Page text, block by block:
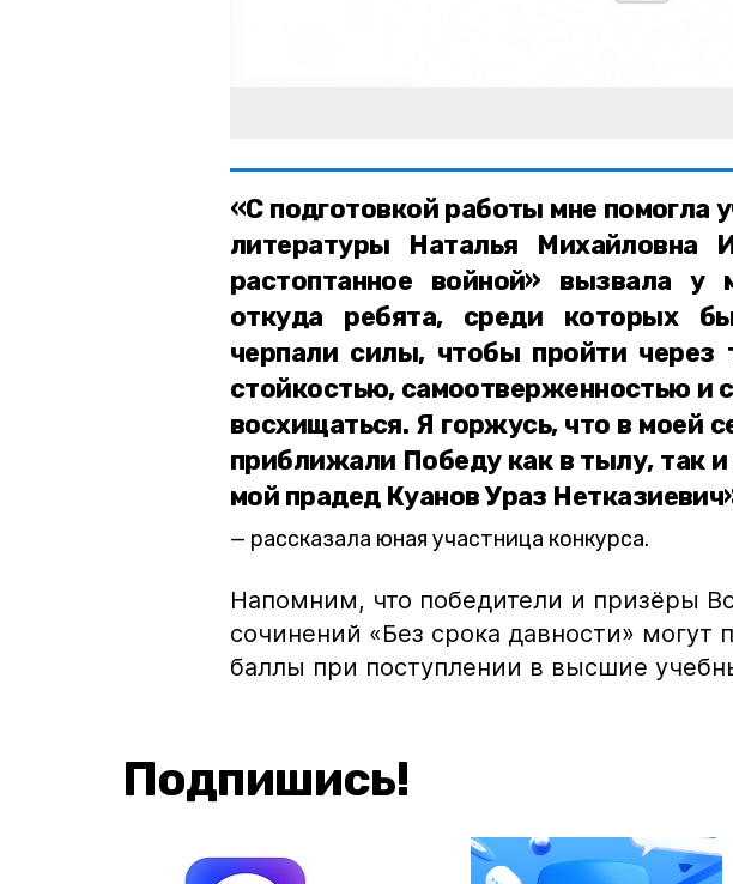
«С подготовкой работы мне помогла
литературы Наталья Михайловна
растоптанное войной» вызвала у
откуда ребята, среди которых
черпали силы, чтобы пройти
стойкостью, самоотверженностью и
восхищаться. Я горжусь, что в моей
приближали Победу как в тылу, так
мой прадед Куанов Ураз
рассказала юная участница конкурса.
Напомним, что победители и призёры
сочинений «Без срока давности» могут
баллы при поступлении в высшие
Подпишись!